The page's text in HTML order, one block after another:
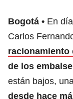
Bogotá
En
Carlos
racionamiento
de los
están bajos,
desde hace